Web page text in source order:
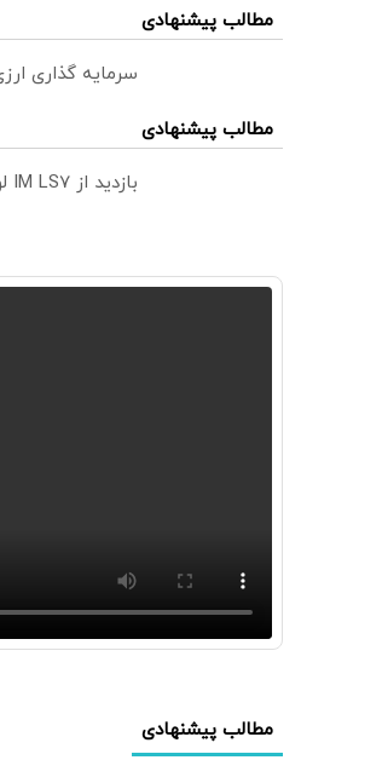
مطالب پیشنهادی
سرمایه گذاری
مطالب پیشنهادی
بازدید از IM LS7 لوکس ترین شاسی بلند برقی ایران در باشگاه انقلاب
مطالب پیشنهادی